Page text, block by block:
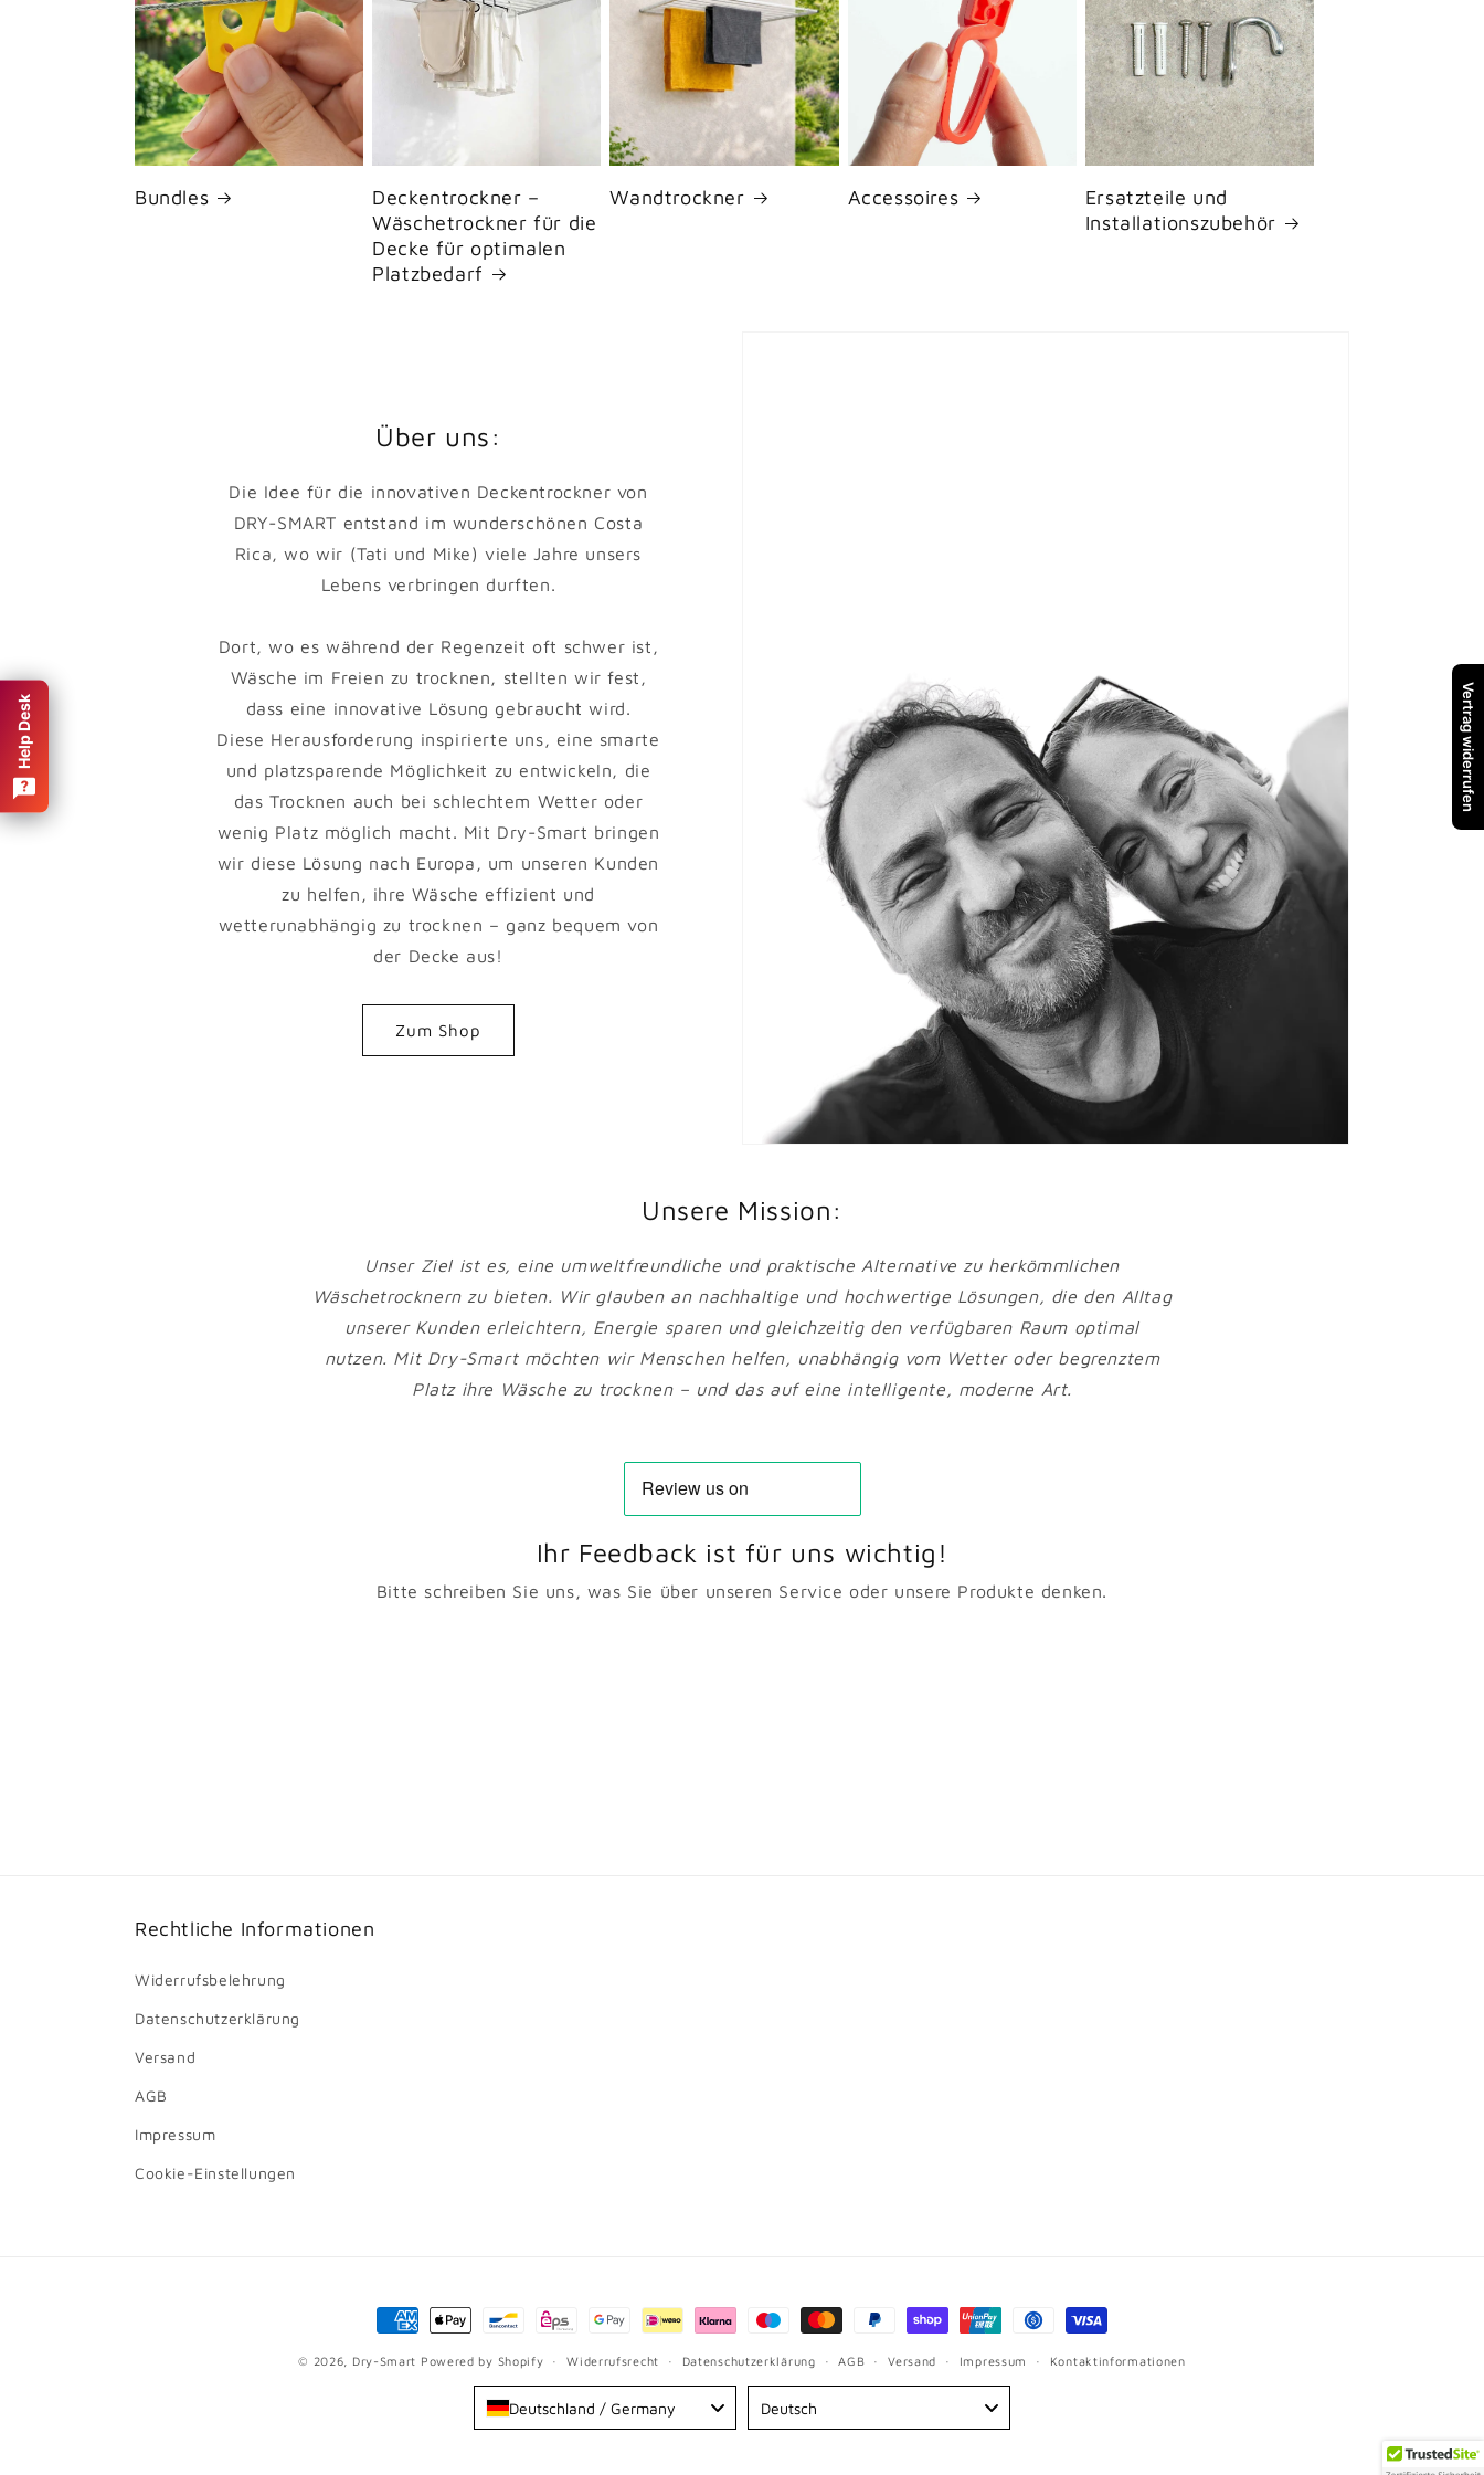
Bundles
Deckentrockner –
Wäschetrockner für die
Decke für optimalen
Platzbedarf
Wandtrockner Accessoires
Ersatzteile und
Installationszubehör
Über uns:
Die Idee für die innovativen Deckentrockner von
DRY-SMART entstand im wunderschönen Costa
Rica, wo wir (Tati und Mike) viele Jahre unsers
Lebens verbringen durften.
Dort, wo es während der Regenzeit oft schwer ist,
Wäsche im Freien zu trocknen, stellten wir fest,
dass eine innovative Lösung gebraucht wird.
Diese Herausforderung inspirierte uns, eine smarte
und platzsparende Möglichkeit zu entwickeln, die
das Trocknen auch bei schlechtem Wetter oder
wenig Platz möglich macht. Mit Dry-Smart bringen
wir diese Lösung nach Europa, um unseren Kunden
zu helfen, ihre Wäsche effizient und
wetterunabhängig zu trocknen – ganz bequem von
der Decke aus!
Zum Shop
Unsere Mission:
Unser Ziel ist es, eine umweltfreundliche und praktische Alternative zu herkömmlichen
Wäschetrocknern zu bieten. Wir glauben an nachhaltige und hochwertige Lösungen, die den Alltag
unserer Kunden erleichtern, Energie sparen und gleichzeitig den verfügbaren Raum optimal
nutzen. Mit Dry-Smart möchten wir Menschen helfen, unabhängig vom Wetter oder begrenztem
Platz ihre Wäsche zu trocknen – und das auf eine intelligente, moderne Art.
Ihr Feedback ist für uns wichtig!
Bitte schreiben Sie uns, was Sie über unseren Service oder unsere Produkte denken.
Rechtliche Informationen
Widerrufsbelehrung
Datenschutzerklärung
Versand
AGB
Impressum
Cookie-Einstellungen
Zahlungsmethoden
© 2026, Dry-Smart Powered by Shopify Widerrufsrecht Datenschutzerklärung AGB Versand Impressum Kontaktinformationen
Deutschland / Germany Deutsch
Help Desk Vertrag widerrufen